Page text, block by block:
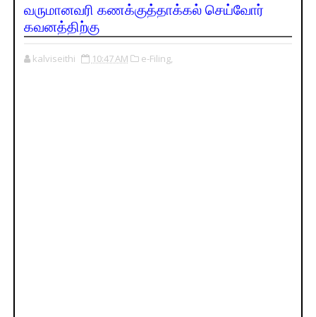
வருமானவரி கணக்குத்தாக்கல் செய்வோர்
கவனத்திற்கு
kalviseithi 10:47 AM e-Filing,